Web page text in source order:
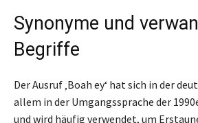
Synonyme und
Begriffe
Der Ausruf ‚Boah ey‘ hat sich in der
allem in der Umgangssprache der
und wird häufig verwendet, um